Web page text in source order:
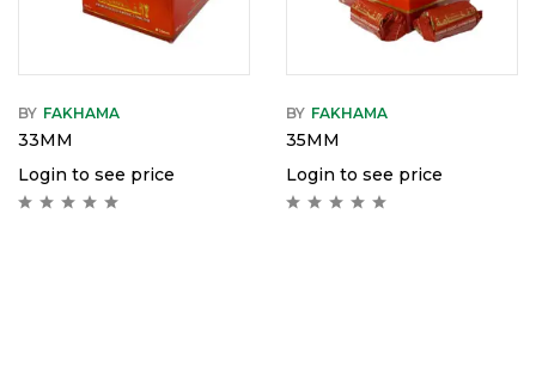
BY FAKHAMA
33MM
Login to see price
BY FAKHAMA
35MM
Login to see price